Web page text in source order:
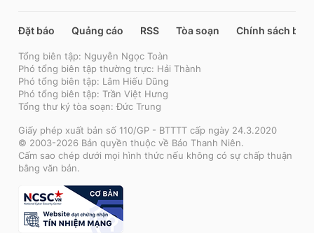
Đặt báo Quảng cáo RSS Tòa soạn Chính sách bảo
Tổng biên tập: Nguyễn Ngọc Toàn
Phó tổng biên tập thường trực: Hải Thành
Phó tổng biên tập: Lâm Hiếu Dũng
Phó tổng biên tập: Trần Việt Hưng
Tổng thư ký tòa soạn: Đức Trung
Giấy phép xuất bản số 110/GP - BTTTT cấp ngày 24.3.2020
© 2003-2026 Bản quyền thuộc về Báo Thanh Niên.
Cấm sao chép dưới mọi hình thức nếu không có sự chấp thuận
bằng văn bản.